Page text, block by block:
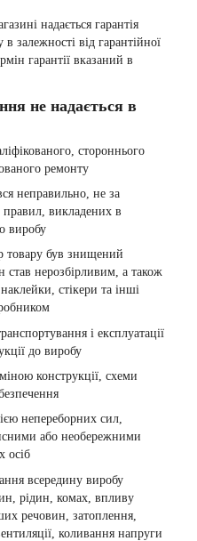
надається гарантія
залежності від гарантійної
гарантії вказаний в
не надається в
стороннього
ремонту
неправильно, не за
викладених в
виробу
товару був знищений
став нерозбірливим, а також
стікери та інші
і експлуатації
до виробу
конструкції, схеми
непереборних сил,
або необережними
осіб
всередину виробу
рідин, комах, впливу
речовин, затоплення,
коливання напруги